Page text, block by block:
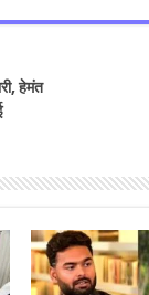
हेमंत